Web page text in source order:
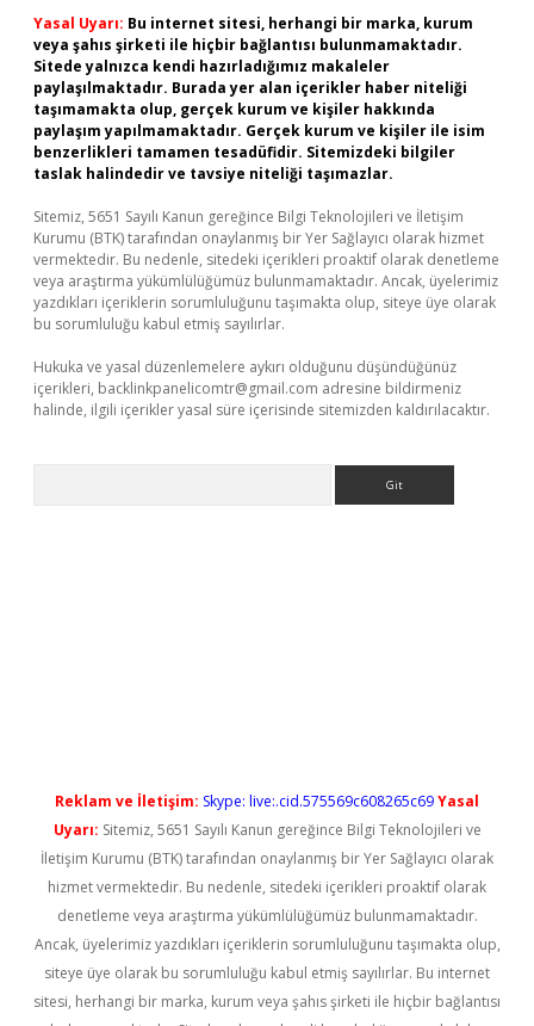
Yasal Uyarı: Bu internet sitesi, herhangi bir marka, kurum
veya şahıs şirketi ile hiçbir bağlantısı bulunmamaktadır.
Sitede yalnızca kendi hazırladığımız makaleler
paylaşılmaktadır. Burada yer alan içerikler haber niteliği
taşımamakta olup, gerçek kurum ve kişiler hakkında
paylaşım yapılmamaktadır. Gerçek kurum ve kişiler ile isim
benzerlikleri tamamen tesadüfidir. Sitemizdeki bilgiler
taslak halindedir ve tavsiye niteliği taşımazlar.
Sitemiz, 5651 Sayılı Kanun gereğince Bilgi Teknolojileri ve İletişim
Kurumu (BTK) tarafından onaylanmış bir Yer Sağlayıcı olarak hizmet
vermektedir. Bu nedenle, sitedeki içerikleri proaktif olarak denetleme
veya araştırma yükümlülüğümüz bulunmamaktadır. Ancak, üyelerimiz
yazdıkları içeriklerin sorumluluğunu taşımakta olup, siteye üye olarak
bu sorumluluğu kabul etmiş sayılırlar.
Hukuka ve yasal düzenlemelere aykırı olduğunu düşündüğünüz
içerikleri, backlinkpanelicomtr@gmail.com adresine bildirmeniz
halinde, ilgili içerikler yasal süre içerisinde sitemizden kaldırılacaktır.
Reklam ve İletişim: Skype: live:.cid.575569c608265c69Yasal
Uyarı: Sitemiz, 5651 Sayılı Kanun gereğince Bilgi Teknolojileri ve
İletişim Kurumu (BTK) tarafından onaylanmış bir Yer Sağlayıcı olarak
hizmet vermektedir. Bu nedenle, sitedeki içerikleri proaktif olarak
denetleme veya araştırma yükümlülüğümüz bulunmamaktadır.
Ancak, üyelerimiz yazdıkları içeriklerin sorumluluğunu taşımakta olup,
siteye üye olarak bu sorumluluğu kabul etmiş sayılırlar. Bu internet
sitesi, herhangi bir marka, kurum veya şahıs şirketi ile hiçbir bağlantısı